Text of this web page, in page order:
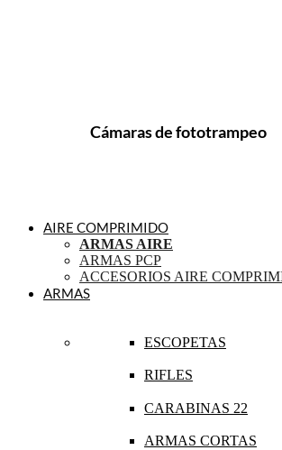
Cámaras de fototrampeo
AIRE COMPRIMIDO
ARMAS AIRE
ARMAS PCP
ACCESORIOS AIRE
ARMAS
ESCOPETAS
RIFLES
CARABINAS 22
ARMAS CORTAS